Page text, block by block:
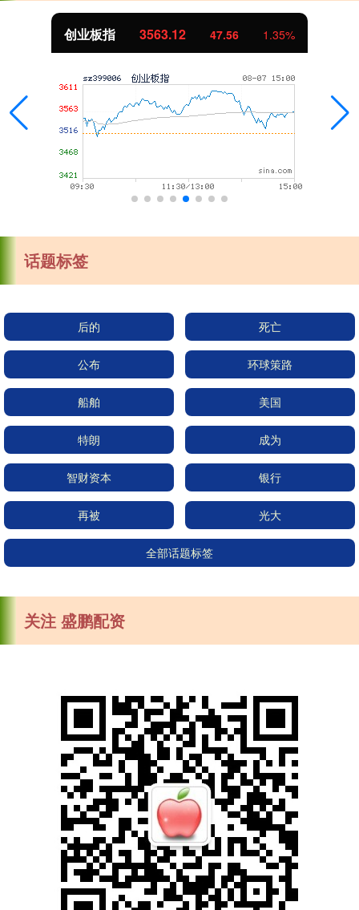
创业板指 3563.12 47.56 1.35%
话题标签
后的 死亡
公布 环球策路
船舶 美国
特朗 成为
智财资本 银行
再被 光大
全部话题标签
关注 盛鹏配资